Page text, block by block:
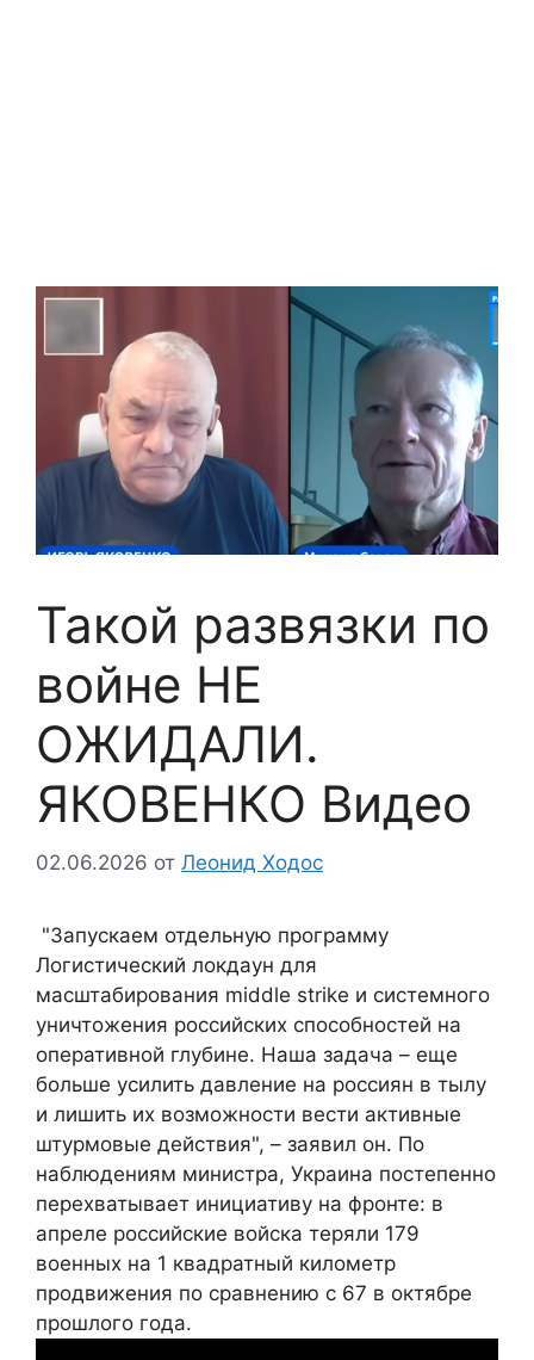
Такой развязки по
войне НЕ
ОЖИДАЛИ.
ЯКОВЕНКО Видео
02.06.2026 от Леонид Ходос
"Запускаем отдельную программу
Логистический локдаун для
масштабирования middle strike и системного
уничтожения российских способностей на
оперативной глубине. Наша задача – еще
больше усилить давление на россиян в тылу
и лишить их возможности вести активные
штурмовые действия", – заявил он. По
наблюдениям министра, Украина постепенно
перехватывает инициативу на фронте: в
апреле российские войска теряли 179
военных на 1 квадратный километр
продвижения по сравнению с 67 в октябре
прошлого года.